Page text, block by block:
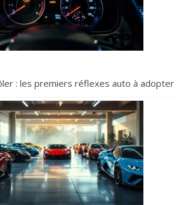
: les premiers réflexes auto à adopter